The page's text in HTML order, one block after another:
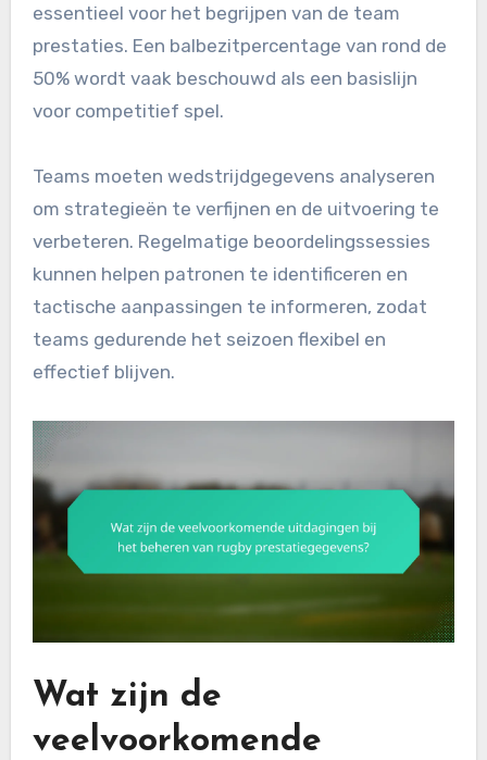
essentieel voor het begrijpen van de team
prestaties. Een balbezitpercentage van rond de
50% wordt vaak beschouwd als een basislijn
voor competitief spel.
Teams moeten wedstrijdgegevens analyseren
om strategieën te verfijnen en de uitvoering te
verbeteren. Regelmatige beoordelingssessies
kunnen helpen patronen te identificeren en
tactische aanpassingen te informeren, zodat
teams gedurende het seizoen flexibel en
effectief blijven.
Wat zijn de
veelvoorkomende